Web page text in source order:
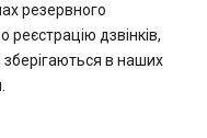
резервного
реєстрацію дзвінків,
зберігаються в наших